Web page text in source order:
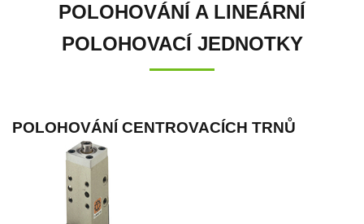
POLOHOVÁNÍ A LINEÁRNÍ
POLOHOVACÍ JEDNOTKY
POLOHOVÁNÍ CENTROVACÍCH TRNŮ